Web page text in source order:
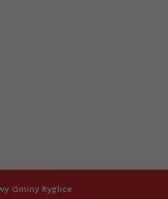
Gminy Ryglice